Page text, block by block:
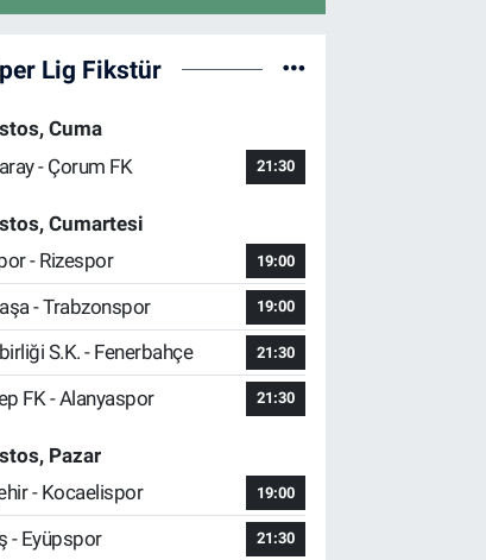
Lig Fikstür
Cuma
- Çorum FK
21:30
Cumartesi
- Rizespor
19:00
- Trabzonspor 19:00
S.K. - Fenerbahçe 21:30
FK - Alanyaspor 21:30
Pazar
- Kocaelispor
19:00
- Eyüpspor 21:30